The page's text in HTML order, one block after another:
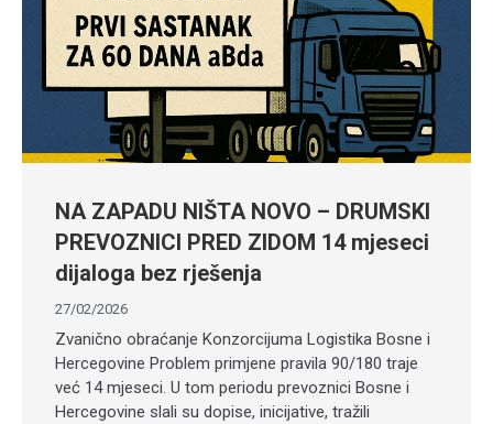
NA ZAPADU NIŠTA NOVO – DRUMSKI
PREVOZNICI PRED ZIDOM 14 mjeseci
dijaloga bez rješenja
27/02/2026
Zvanično obraćanje Konzorcijuma Logistika Bosne i
Hercegovine Problem primjene pravila 90/180 traje
već 14 mjeseci. U tom periodu prevoznici Bosne i
Hercegovine slali su dopise, inicijative, tražili